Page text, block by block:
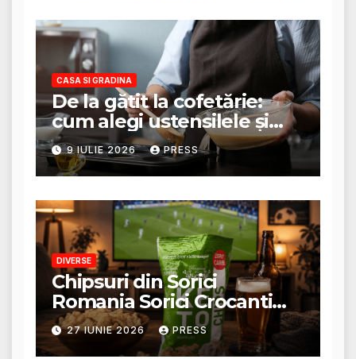
CASA SI GRADINA
De la gătit la cofetărie:
cum alegi ustensilele și
tigăile potrivite pentru un
rezultat perfect
9 IULIE 2026 PRESS
DIVERSE
Chipsuri din Sorici
Romania Sorici Crocanti
Magazin Online
27 IUNIE 2026 PRESS